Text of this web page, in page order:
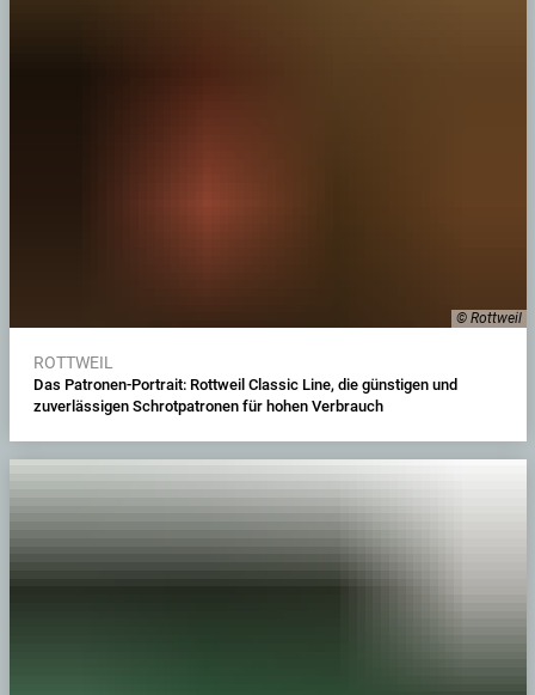
© Rottweil
ROTTWEIL
Das Patronen-Portrait: Rottweil Classic Line, die günstigen und
zuverlässigen Schrotpatronen für hohen Verbrauch